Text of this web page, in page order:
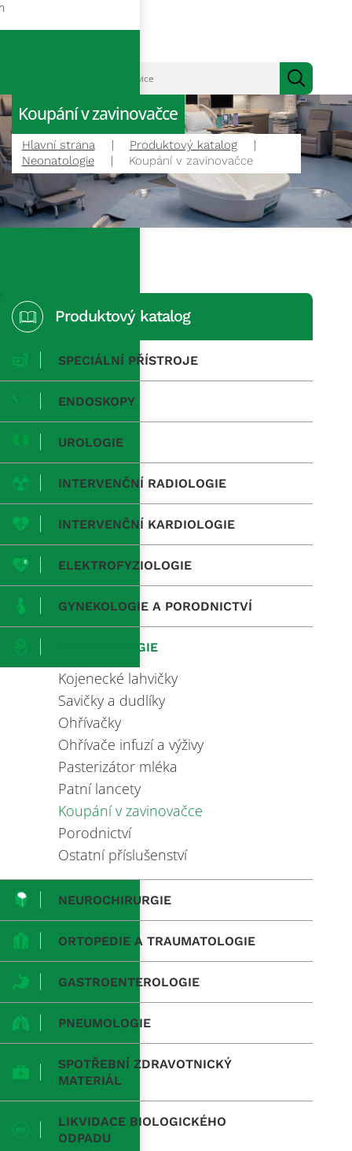
Koupání v zavinovačce
Hlavní strana
Produktový katalog
Neonatologie
Koupání v zavinovačce
Produktový katalog
SPECIÁLNÍ PŘÍSTROJE
ENDOSKOPY
UROLOGIE
INTERVENČNÍ RADIOLOGIE
INTERVENČNÍ KARDIOLOGIE
ELEKTROFYZIOLOGIE
GYNEKOLOGIE A PORODNICTVÍ
NEONATOLOGIE
Kojenecké lahvičky
Savičky a dudlíky
Ohřívačky
Ohřívače infuzí a výživy
Pasterizátor mléka
Patní lancety
Koupání v zavinovačce
Porodnictví
Ostatní příslušenství
NEUROCHIRURGIE
ORTOPEDIE A TRAUMATOLOGIE
GASTROENTEROLOGIE
PNEUMOLOGIE
SPOTŘEBNÍ ZDRAVOTNICKÝ
MATERIÁL
LIKVIDACE BIOLOGICKÉHO
ODPADU